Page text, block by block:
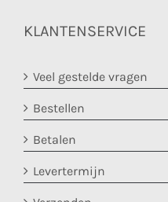
KLANTENSERVICE
Veel gestelde vragen
Bestellen
Betalen
Levertermijn